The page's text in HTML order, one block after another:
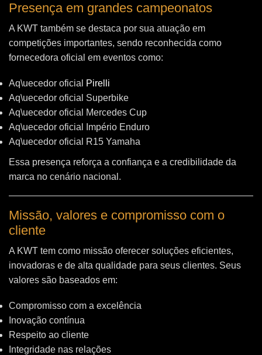
Presença em grandes campeonatos
A KWT também se destaca por sua atuação em
competições importantes, sendo reconhecida como
fornecedora oficial em eventos como:
Aq\uecedor oficial
Pirelli
Aq\uecedor oficial Superbike
Aq\uecedor oficial Mercedes Cup
Aq\uecedor oficial Império Enduro
Aq\uecedor oficial R15 Yamaha
Essa presença reforça a confiança e a credibilidade da
marca no cenário nacional.
Missão, valores e compromisso com o
cliente
A KWT tem como missão oferecer soluções eficientes,
inovadoras e de alta qualidade para seus clientes. Seus
valores são baseados em:
Compromisso com a excelência
Inovação contínua
Respeito ao cliente
Integridade nas relações